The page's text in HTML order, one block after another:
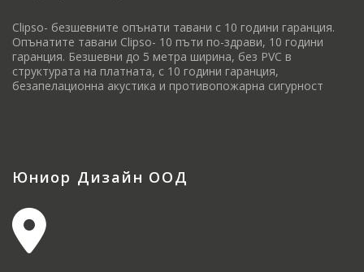
Clipso- безшевните опънати тавани с 10 години гаранция.
Опънатите тавани Clipso- 10 пъти по-здрави, 10 години
гаранция. Безшевни до 5 метра ширина, без PVC в
структурата на платната, с 10 години гаранция,
безапелационна акустика и противопожарна сигурност
Юниор Дизайн ООД